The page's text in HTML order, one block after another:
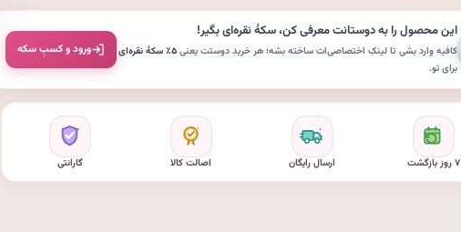
این محصول را به دوستانت معرفی کن،سکهٔ نقره‌ایبگیر!
کافیه وارد بشی تا لینکِ اختصاصی‌ات ساخته بشه؛ هر خریدِ دوستت یعنی۵٪ سکهٔ نقره‌ای
برای تو.
ورود و کسبِ سکه
۷ روز بازگشت ارسال رایگان اصالت کالا گارانتی